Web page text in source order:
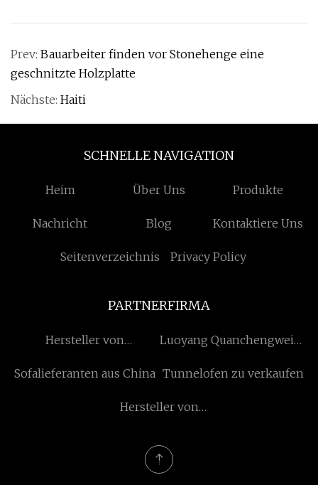
Prev: Bauarbeiter finden vor Stonehenge eine
geschnitzte Holzplatte
Nächste: Haiti
SCHNELLE NAVIGATION
Heim Über Uns Produkte
Nachricht Blog Kontaktiere Uns
Seitenverzeichnis Privacy Policy
PARTNERFIRMA
Hersteller von
Luoyang Quanchengweiye
GmbH.
Sofalieferanten aus China Tunnelofen zu verkaufen
Hersteller von